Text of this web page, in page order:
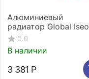
Алюминиевый
радиатор Global Iseo
350 3 секции
0.0
В наличии
3 381 Р